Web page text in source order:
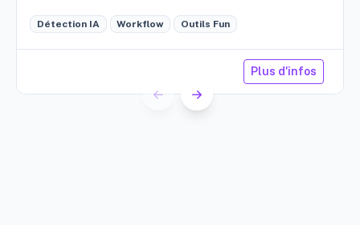
Détection IA Workflow Outils Fun
Plus d'infos